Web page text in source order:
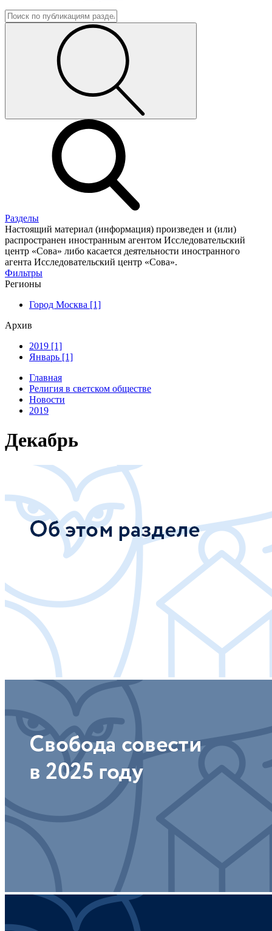
Разделы
Настоящий материал (информация) произведен и (или)
распространен иностранным агентом Исследовательский
центр «Сова» либо касается деятельности иностранного
агента Исследовательский центр «Сова».
Фильтры
Регионы
Город Москва [1]
Архив
2019 [1]
Январь [1]
Главная
Религия в светском обществе
Новости
2019
Декабрь